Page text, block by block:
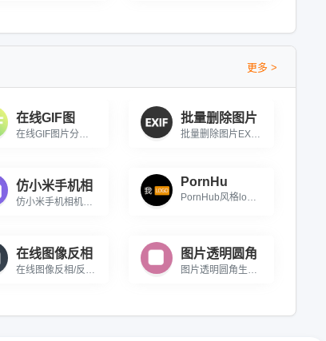
更多 >
在线GIF图
在线GIF图片分解 一款在线对GIF图片进行分解的工具
批量删除图片
批量删除图片EXIF信息 在线批量删除图片中的EXIF信息
仿小米手机相
仿小米手机相机莱卡水印工具 在线给图片添加类似莱卡水印的工具
PornHu
PornHub风格logo生成工具 在线生成PornHub风格的Logo图片
在线图像反相
在线图像反相/反色工具 在线将图像的颜色进行反转
图片透明圆角
图片透明圆角生成器 在线给图片添加透明的圆角效果。